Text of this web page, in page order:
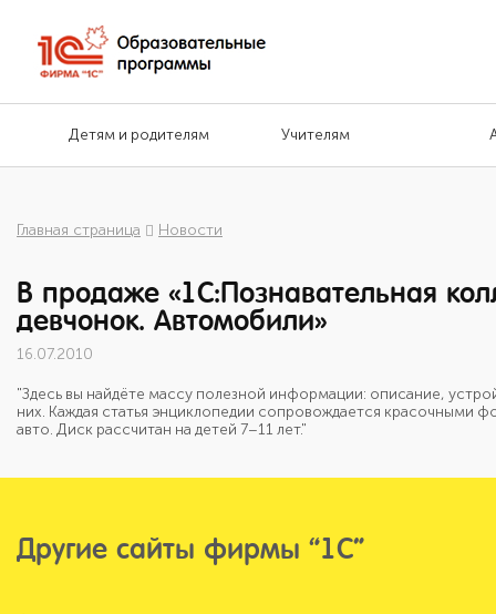
Детям и родителям Учителям
Главная страница Новости
В продаже «1С:Познавательная
девчонок. Автомобили»
16.07.2010
"Здесь вы найдёте массу полезной информации: описание,
них. Каждая статья энциклопедии сопровождается
авто. Диск рассчитан на детей 7–11 лет."
Другие сайты фирмы “1С”